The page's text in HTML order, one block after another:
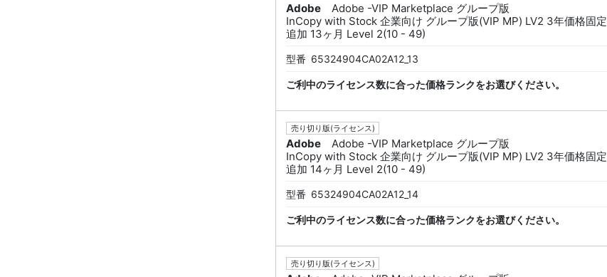
Adobe
Adobe -VIP Marketplace グループ版
InCopy with Stock 企業向け グループ版(VIP MP) LV2 3年価格固定
追加 13ヶ月 Level 2(10 - 49)
型番 65324904CA02A12_13
ご利中のライセンス数に合った価格ランクをお選びください。
売り切り版(ライセンス)
Adobe
Adobe -VIP Marketplace グループ版
InCopy with Stock 企業向け グループ版(VIP MP) LV2 3年価格固定
追加 14ヶ月 Level 2(10 - 49)
型番 65324904CA02A12_14
ご利中のライセンス数に合った価格ランクをお選びください。
売り切り版(ライセンス)